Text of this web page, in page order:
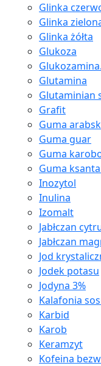
Glinka
Glinka
Glinka żółta
Glukoza
Glutamina
Glutaminian
Grafit
Guma
Guma guar
Guma
Guma
Inozytol
Inulina
Izomalt
Jabłczan
Jabłczan
Jod
Jodek potasu
Jodyna 3%
Kalafonia
Karbid
Karob
Keramzyt
Kofeina